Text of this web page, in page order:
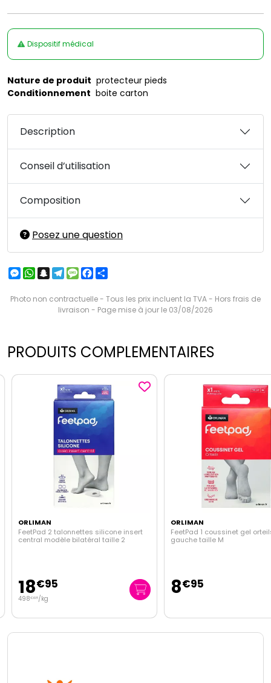
Dispositif médical
Nature de produit protecteur pieds
Conditionnement boite carton
Description
Conseil d’utilisation
Composition
Posez une question
Messenger
WhatsApp
Snapchat
Telegram
MessageFacebook
Photo non contractuelle - Tous les prix incluent la TVA - Hors frais de
livraison - Page mise à jour le 03/08/2026
PRODUITS COMPLEMENTAIRES
ORLIMAN
FeetPad 2 talonnettes silicone insert
central modèle bilatéral taille 2
18€95
498€68/kg
ORLIMAN
FeetPad 1 coussinet gel
gauche taille M
8€95